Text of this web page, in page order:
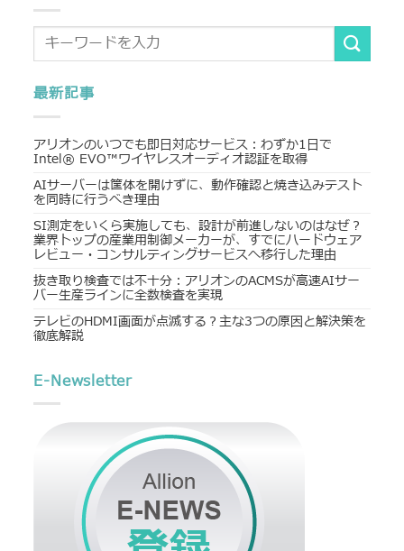
最新記事
アリオンのいつでも即日対応サービス：わずか1日で
Intel® EVO™ワイヤレスオーディオ認証を取得
AIサーバーは筐体を開けずに、動作確認と焼き込みテスト
を同時に行うべき理由
SI測定をいくら実施しても、設計が前進しないのはなぜ？
業界トップの産業用制御メーカーが、すでにハードウェア
レビュー・コンサルティングサービスへ移行した理由
抜き取り検査では不十分：アリオンのACMSが高速AIサー
バー生産ラインに全数検査を実現
テレビのHDMI画面が点滅する？主な3つの原因と解決策を
徹底解説
E-Newsletter